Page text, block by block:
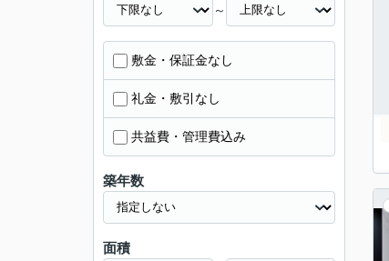
～
敷金・保証金なし
礼金・敷引なし
共益費・管理費込み
築年数
面積